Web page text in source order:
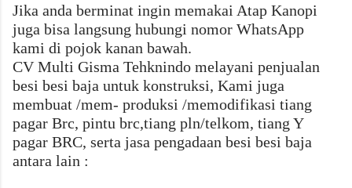
Jika anda berminat ingin memakai Atap Kanopi
juga bisa langsung hubungi nomor WhatsApp
kami di pojok kanan bawah.
CV Multi Gisma Tehknindo melayani penjualan
besi besi baja untuk konstruksi, Kami juga
membuat /mem- produksi /memodifikasi tiang
pagar Brc, pintu brc,tiang pln/telkom, tiang Y
pagar BRC, serta jasa pengadaan besi besi baja
antara lain :